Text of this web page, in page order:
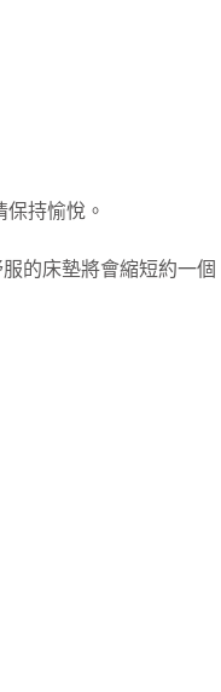
持愉悅。
的床墊將會縮短約一個